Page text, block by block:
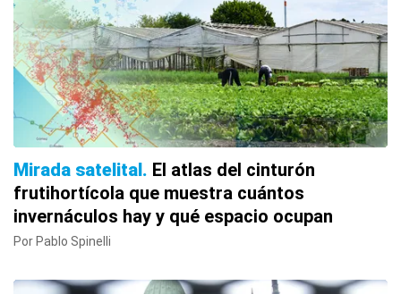
Mirada satelital El atlas del cinturón
frutihortícola que muestra cuántos
invernáculos hay y qué espacio ocupan
Por Pablo Spinelli